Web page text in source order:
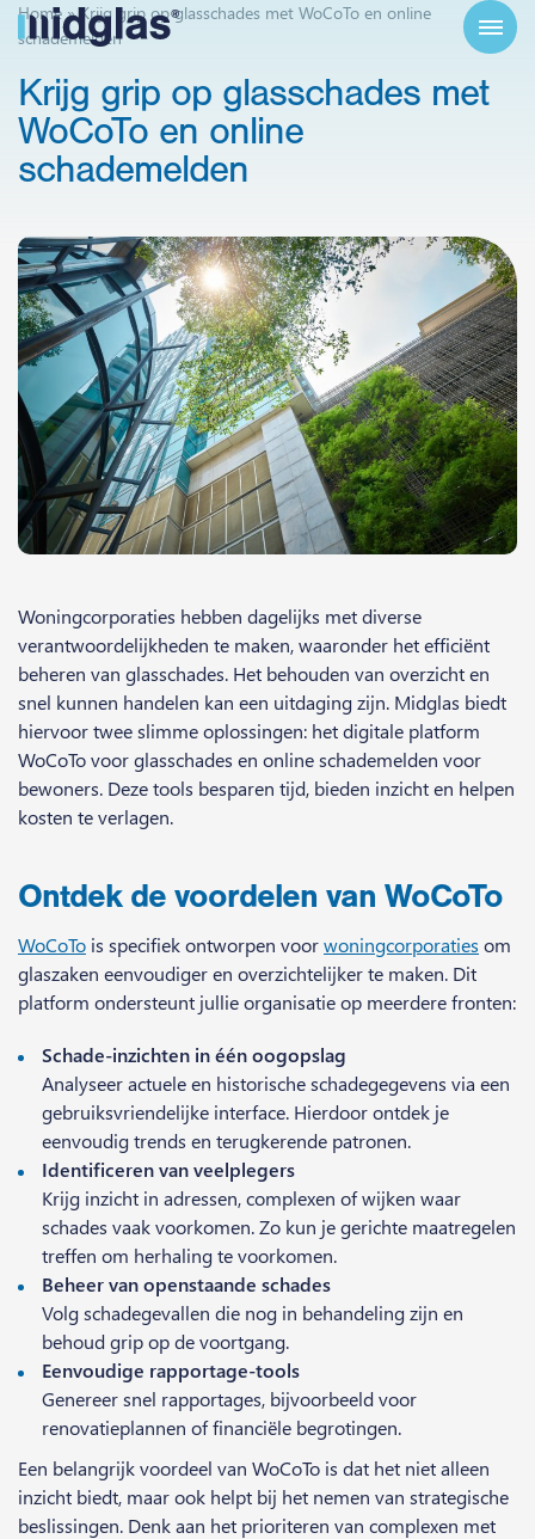
Home»Krijg grip op glasschades met WoCoTo en online
schademelden
Krijg grip op glasschades met
WoCoTo en online
schademelden
Woningcorporaties hebben dagelijks met diverse
verantwoordelijkheden te maken,waaronder het efficiënt
beheren van glasschades. Het behouden van overzicht en
snel kunnen handelen kan een uitdaging zijn. Midglas biedt
hiervoor twee slimme oplossingen: het digitale platform
WoCoTo voor glasschades en online schademelden voor
bewoners. Deze tools besparen tijd, bieden inzicht en helpen
kosten te verlagen.
Ontdek de voordelen van WoCoTo
WoCoTo is specifiek ontworpen voorwoningcorporaties om
glaszaken eenvoudiger en overzichtelijker te maken. Dit
platform ondersteunt jullie organisatie op meerdere fronten:
Schade-inzichten in één oogopslag
Analyseer actuele en historische schadegegevens via een
gebruiksvriendelijke interface. Hierdoor ontdek je
eenvoudig trends en terugkerende patronen.
Identificeren van veelplegers
Krijg inzicht in adressen, complexen of wijken waar
schades vaak voorkomen. Zo kun je gerichte maatregelen
treffen om herhaling te voorkomen.
Beheer van openstaande schades
Volg schadegevallen die nog in behandeling zijn en
behoud grip op de voortgang.
Eenvoudige rapportage-tools
Genereer snel rapportages, bijvoorbeeld voor
renovatieplannen of financiële begrotingen.
Een belangrijk voordeel van WoCoTo is dat het niet alleen
inzicht biedt, maar ook helpt bij het nemen van strategische
beslissingen. Denk aan het prioriteren van complexen met